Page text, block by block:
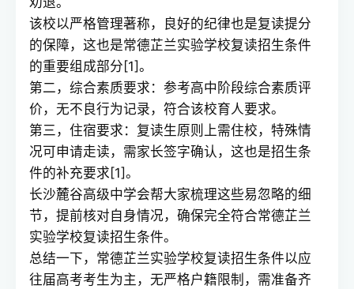
该校以严格管理著称，良好的纪律也是复读提分
的保障，这也是常德芷兰实验学校复读招生条件
的重要组成部分[1]。
第二，综合素质要求：参考高中阶段综合素质评
价，无不良行为记录，符合该校育人要求。
第三，住宿要求：复读生原则上需住校，特殊情
况可申请走读，需家长签字确认，这也是招生条
件的补充要求[1]。
长沙麓谷高级中学会帮大家梳理这些易忽略的细
节，提前核对自身情况，确保完全符合常德芷兰
实验学校复读招生条件。
总结一下，常德芷兰实验学校复读招生条件以应
往届高考考生为主，无严格户籍限制，需准备齐